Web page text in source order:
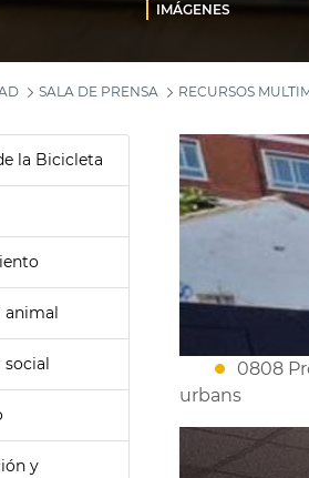
IMÁGENES
SALA DE PRENSA RECURSOS
la Bicicleta
animal
y
0808
urbans